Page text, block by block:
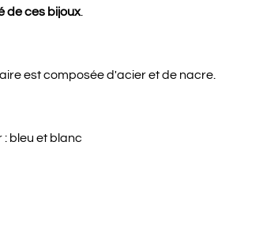
de ces bijoux.
est composée d'acier et de nacre.
: bleu et blanc